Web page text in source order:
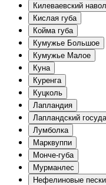
Килеваевский
Кислая губа
Койма губа
Кумужье Большое
Кумужье Малое
Куна
Куренга
Куцколь
Лапландия
Лапландский
Лумболка
Марквуппи
Монче-губа
Мурманлес
Нефелиновые пески